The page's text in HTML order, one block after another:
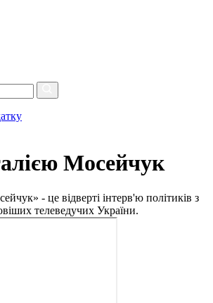
Мосейчук
- це відверті інтерв'ю політиків з
телеведучих України.